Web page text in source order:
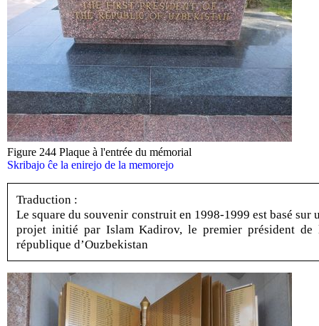
Figure 244 Plaque à l'entrée du mémorial
Skribajo ĉe la enirejo de la memorejo
Traduction :
Le square du souvenir construit en 1998-1999 est basé sur
projet initié par Islam Kadirov, le premier président de
république d’Ouzbekistan